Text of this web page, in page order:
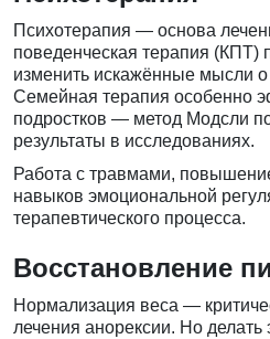
Психотерапия — основа
поведенческая терапия (КПТ)
изменить искажённые мысли о
Семейная терапия особенно
подростков — метод Модсли
результаты в исследованиях.
Работа с травмами,
навыков эмоциональной
терапевтического процесса.
Восстановление
Нормализация веса —
лечения анорексии. Но делать